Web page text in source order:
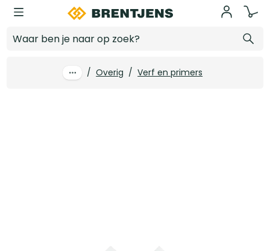
Ga naar hoofdinhoud
/ Overig / Verf en primers
Log in voor prijzen